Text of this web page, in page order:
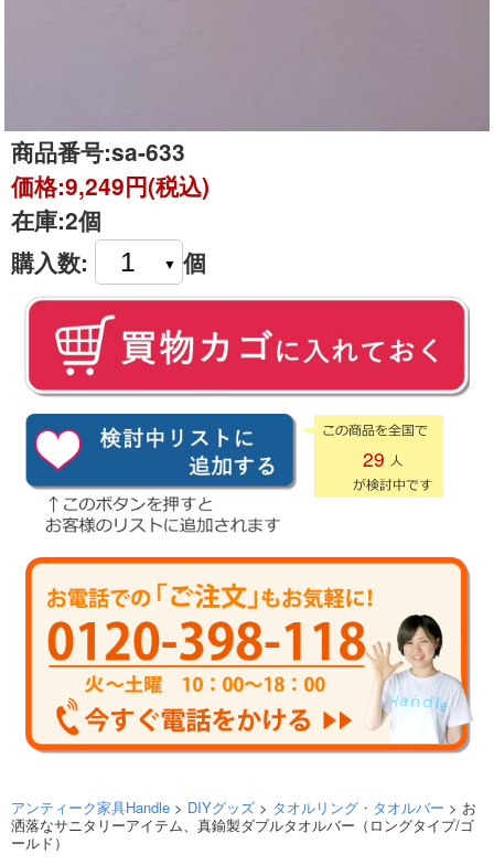
商品番号:sa-633
価格:9,249円(税込)
在庫:2個
購入数:
個
29
アンティーク家具Handle > DIYグッズ > タオルリング・タオルバー > お
洒落なサニタリーアイテム、真鍮製ダブルタオルバー（ロングタイプ/ゴ
ールド）